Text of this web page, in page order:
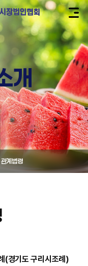
개
관계법령
(경기도 구리시조례)